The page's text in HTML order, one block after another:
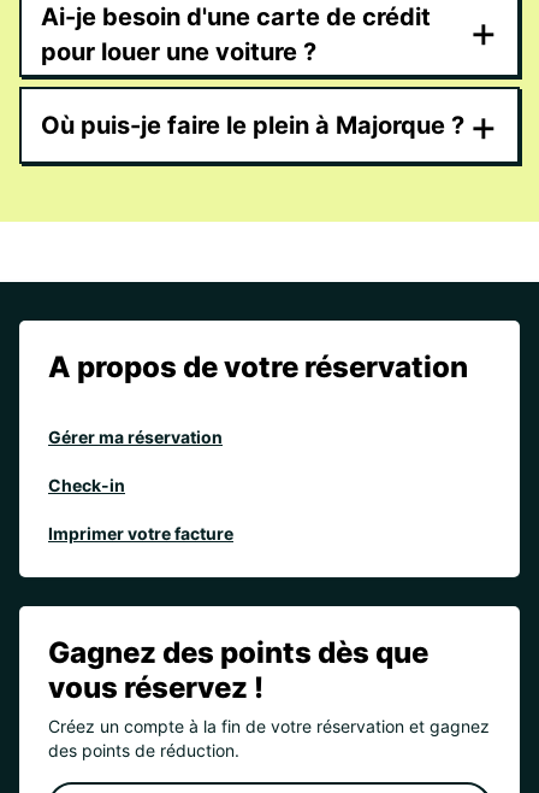
Ai-je besoin d'une carte de crédit
pour louer une voiture ?
+
Où puis-je faire le plein à Majorque ? +
A propos de votre réservation
Gérer ma réservation
Check-in
Imprimer votre facture
Gagnez des points dès que
vous réservez !
Créez un compte à la fin de votre réservation et gagnez
des points de réduction.